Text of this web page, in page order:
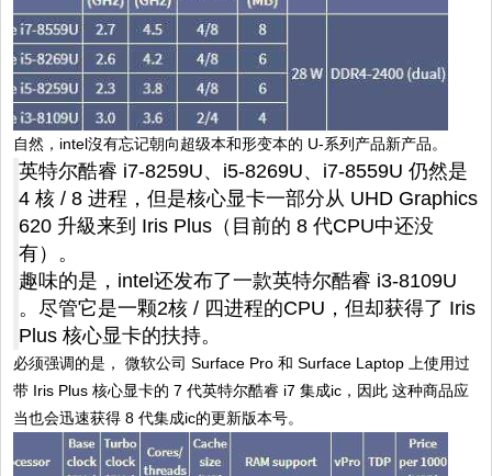
自然，intel沒有忘记朝向超级本和形变本的 U-系列产品新产品。
英特尔酷睿 i7-8259U、i5-8269U、i7-8559U 仍然是
4 核 / 8 进程，但是核心显卡一部分从 UHD Graphics
620 升級来到 Iris Plus（目前的 8 代CPU中还没
有）。
趣味的是，intel还发布了一款英特尔酷睿 i3-8109U
。尽管它是一颗2核 / 四进程的CPU，但却获得了 Iris
Plus 核心显卡的扶持。
必须强调的是， 微软公司 Surface Pro 和 Surface Laptop 上使用过
带 Iris Plus 核心显卡的 7 代英特尔酷睿 i7 集成ic，因此 这种商品应
当也会迅速获得 8 代集成ic的更新版本号。